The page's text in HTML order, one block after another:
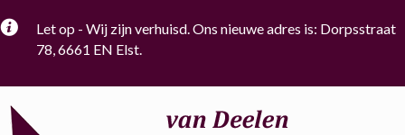
Let op - Wij zijn verhuisd. Ons nieuwe adres is: Dorpsstraat
78, 6661 EN Elst.